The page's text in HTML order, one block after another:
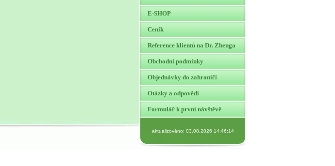
E-SHOP
Ceník
Reference klientů na Dr. Zhenga
Obchodní podmínky
Objednávky do zahraničí
Otázky a odpovědi
Formulář k první návštěvě
aktualizováno: 03.08.2026 14:46:14